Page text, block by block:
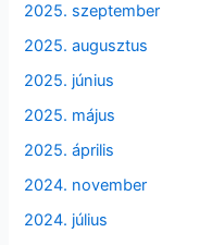
2025. szeptember
2025. augusztus
2025. június
2025. május
2025. április
2024. november
2024. július